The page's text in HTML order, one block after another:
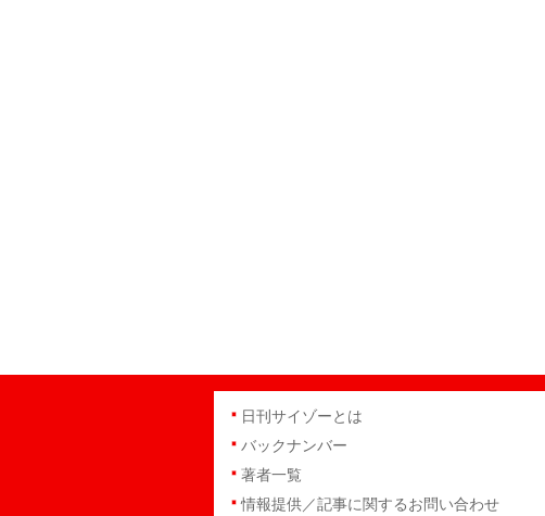
日刊サイゾーとは
バックナンバー
著者一覧
情報提供／記事に関するお問い合わせ